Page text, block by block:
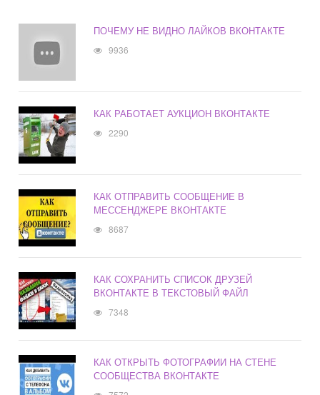
ПОЧЕМУ НЕ ВИДНО ЛАЙКОВ ВКОНТАКТЕ
9936
КАК РАБОТАЕТ АУКЦИОН ВКОНТАКТЕ
2290
КАК ОТПРАВИТЬ СООБЩЕНИЕ В
МЕССЕНДЖЕРЕ ВКОНТАКТЕ
8687
КАК СОХРАНИТЬ СПИСОК ДРУЗЕЙ
ВКОНТАКТЕ В ТЕКСТОВЫЙ ФАЙЛ
7348
КАК ОТКРЫТЬ ФОТОГРАФИИ НА СТЕНЕ
СООБЩЕСТВА ВКОНТАКТЕ